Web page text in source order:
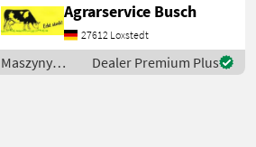
Teleskoplader mit
Mastverlängerung Baujahr
1995 Fahrzeug-Ident Nr 121
121 185 laut Gutachten
Agrarservice Busch
27612 Loxstedt
Maszyny
budowlane /
Dealer Premium Plus